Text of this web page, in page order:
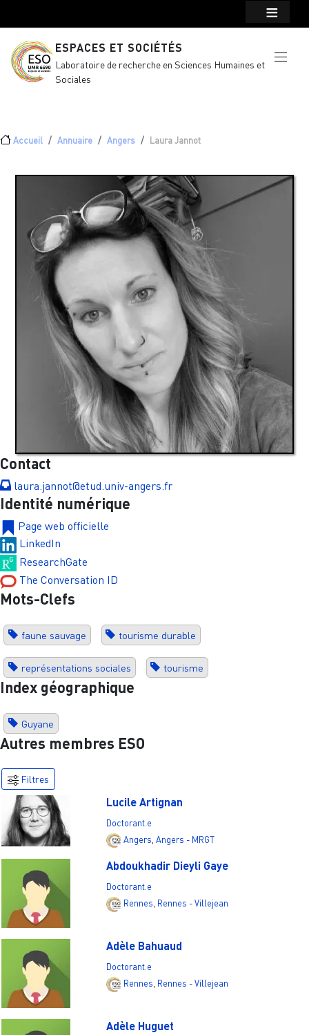
ESPACES ET SOCIÉTÉS
Laboratoire de recherche en Sciences Humaines et
Sociales
Fil d'Ariane
Accueil Annuaire Angers Laura Jannot
Contact
laura.jannot@etud.univ-angers.fr
Identité numérique
Page web officielle
LinkedIn
ResearchGate
The Conversation ID
Mots-Clefs
faune sauvage tourisme durable
représentations sociales tourisme
Index géographique
Guyane
Autres membres ESO
Filtres
Lucile Artignan
Doctorant.e
Angers Angers - MRGT
Abdoukhadir Dieyli Gaye
Doctorant.e
Rennes, Rennes - Villejean
Adèle Bahuaud
Doctorant.e
Rennes, Rennes - Villejean
Adèle Huguet